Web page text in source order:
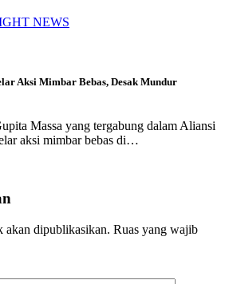
NEWS
Aksi Mimbar Bebas, Desak Mundur
Massa yang tergabung dalam Aliansi
aksi mimbar bebas di…
akan dipublikasikan. Ruas yang wajib